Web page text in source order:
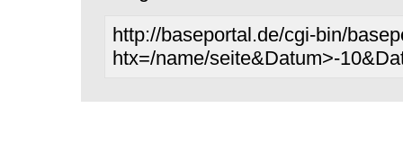
http://baseportal.de/cgi-bin/
htx=/name/seite&Datum>-